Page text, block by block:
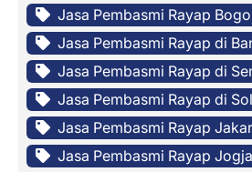
Jasa Pembasmi Rayap
Jasa Pembasmi Rayap di
Jasa Pembasmi Rayap di
Jasa Pembasmi Rayap di
Jasa Pembasmi Rayap
Jasa Pembasmi Rayap Jogja